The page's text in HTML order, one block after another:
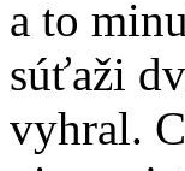
a to
súťaži
vyhral.